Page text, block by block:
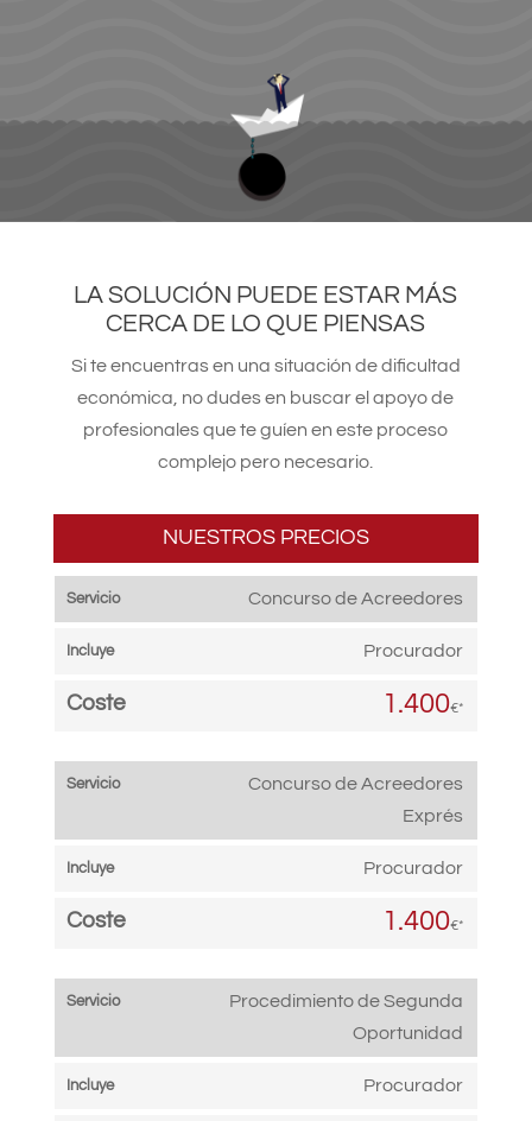
LA SOLUCIÓN PUEDE ESTAR MÁS
CERCA DE LO QUE PIENSAS
Si te encuentras en una situación de dificultad
económica, no dudes en buscar el apoyo de
profesionales que te guíen en este proceso
complejo pero necesario.
NUESTROS PRECIOS
Concurso de Acreedores
Procurador
1.400€*
Concurso de Acreedores
Exprés
Procurador
1.400€*
Procedimiento de Segunda
Oportunidad
Procurador